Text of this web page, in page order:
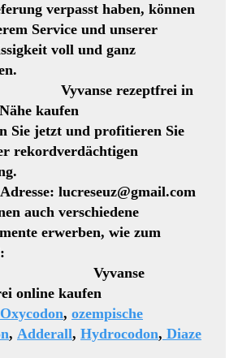
verpasst haben, können
Service und unserer
voll und ganz
rezeptfrei in
kaufen
Sie jetzt und profitieren Sie
rekordverdächtigen
lucreseuz@gmail.com
auch verschiedene
erwerben, wie zum
online kaufen
Oxycodon, ozempische
, Adderall, Hydrocodon, Diaze